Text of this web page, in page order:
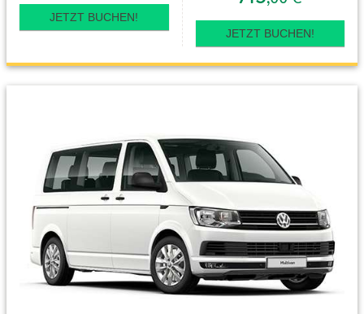
JETZT BUCHEN!
JETZT BUCHEN!